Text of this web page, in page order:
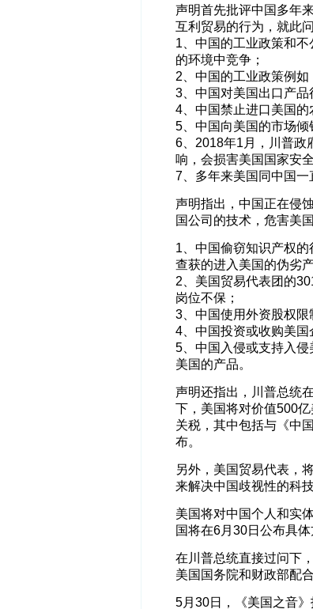
声明首先批评中国多年
互利贸易的行为，就此
1、中国的工业政策和
的环境中竞争；
2、中国的工业政策例
3、中国对美国出口产品
4、中国禁止进口美国的
5、中国向美国的市场倾
6、2018年1月，川普政
响，会损害美国国家安全
7、多年来美国同中国一
声明指出，中国正在侵
国公司的技术，危害美
1、中国偷窃知识产权
查获的进入美国的伪劣
2、美国贸易代表团的
岗位不保；
3、中国使用外资股权限
4、中国投资或收购美国
5、中国入侵或支持入
美国的产品。
声明还指出，川普总统
下，美国将对价值500
关税，其中包括与《中
布。
另外，美国贸易代表，
来解决中国歧视性的科
美国将对中国个人和实
国将在6月30日公布具体
在川普总统直接过问下
美国国务院和财政部配
5月30日，《美国之音